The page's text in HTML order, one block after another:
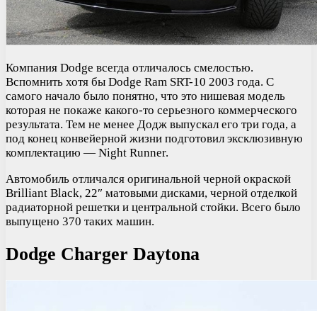
Компания Dodge всегда отличалось смелостью.
Вспомнить хотя бы Dodge Ram SRT-10 2003 года. С
самого начало было понятно, что это нишевая модель
которая не покаже какого-то серьезного коммерческого
результата. Тем не менее Додж выпускал его три года, а
под конец конвейерной жизни подготовил эксклюзивную
комплектацию — Night Runner.
Автомобиль отличался оригинальной черной окраской
Brilliant Black, 22″ матовыми дисками, черной отделкой
радиаторной решетки и центральной стойки. Всего было
выпущено 370 таких машин.
Dodge Charger Daytona